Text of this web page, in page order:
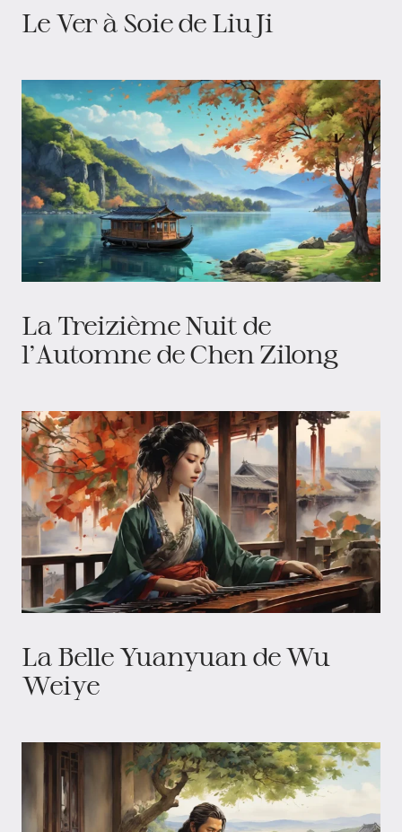
Le Ver à Soie de Liu Ji
La Treizième Nuit de
l'Automne de Chen Zilong
La Belle Yuanyuan de Wu
Weiye